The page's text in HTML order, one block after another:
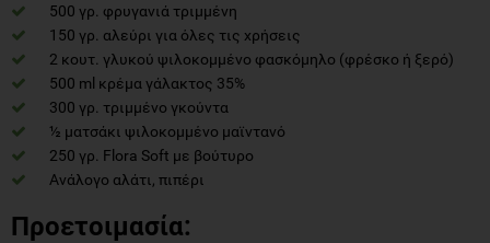
500 γρ. φρυγανιά τριμμένη
150 γρ. αλεύρι για όλες τις χρήσεις
2 κουτ. γλυκού ψιλοκομμένο φασκόμηλο (φρέσκο ή ξερό)
500 ml κρέμα γάλακτος 35%
300 γρ. τριμμένο γκούντα
½ ματσάκι ψιλοκομμένο μαϊντανό
250 γρ. Flora Soft με βούτυρο
Ανάλογο αλάτι, πιπέρι
Προετοιμασία: